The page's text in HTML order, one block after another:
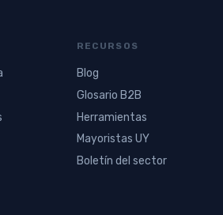
RECURSOS
Blog
Glosario B2B
Herramientas
Mayoristas UY
Boletín del sector